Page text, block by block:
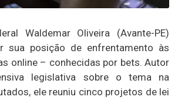
Waldemar Oliveira (Avante-PE)
sua posição de enfrentamento às
online – conhecidas por bets. Autor
legislativa sobre o tema na
ele reuniu cinco projetos de lei